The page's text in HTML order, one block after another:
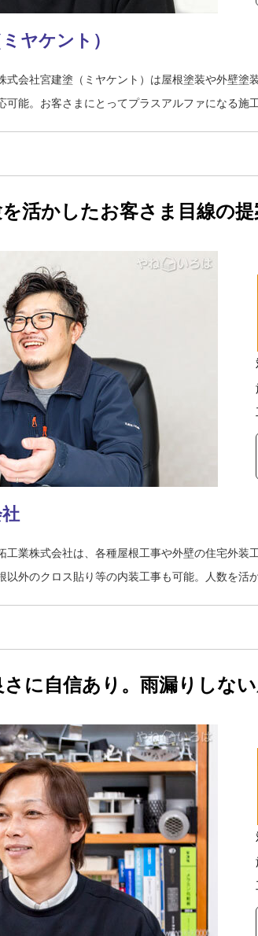
ヤケント）
式会社宮建塗（ミヤケント）は屋根塗装や外壁
可能。お客さまにとってプラスアルファになる施
活かしたお客さま目線の
工業株式会社は、各種屋根工事や外壁の住宅外
以外のクロス貼り等の内装工事も可能。人数を活
に自信あり。雨漏りしな